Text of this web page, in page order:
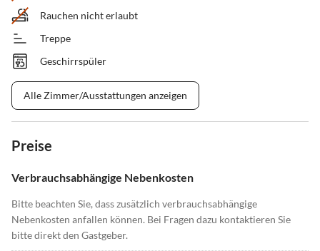
Rauchen nicht erlaubt
Treppe
Geschirrspüler
Alle Zimmer/Ausstattungen anzeigen
Preise
Verbrauchsabhängige Nebenkosten
Bitte beachten Sie, dass zusätzlich verbrauchsabhängige
Nebenkosten anfallen können. Bei Fragen dazu kontaktieren Sie
bitte direkt den Gastgeber.